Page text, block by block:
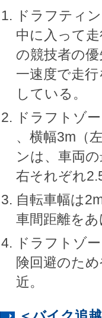
ドラフティ
中に入って
の競技者の
一速度で走
している。
ドラフトゾ
、横幅3m（
ンは、車両
右それぞれ
自転車幅は
車間距離を
ドラフトゾ
険回避のた
近。